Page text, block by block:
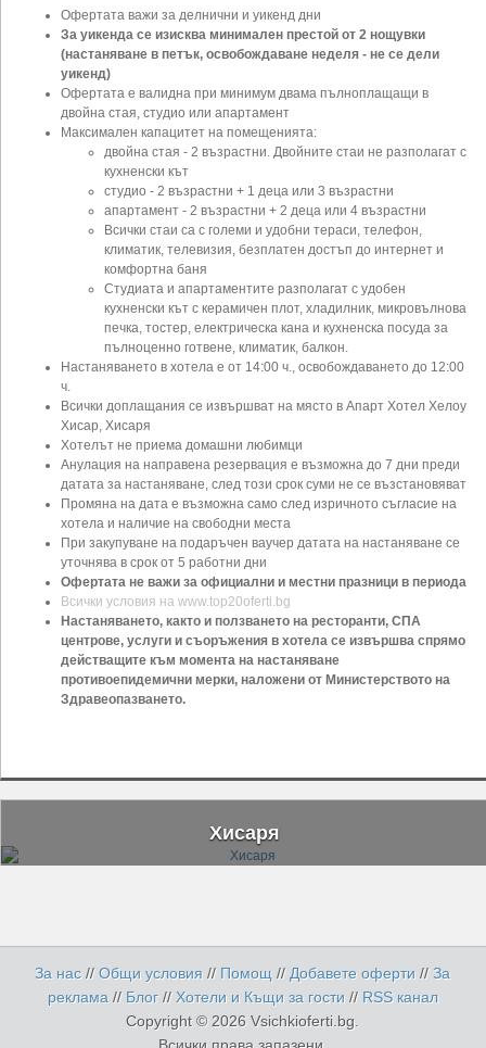
Офертата важи за делнични и уикенд дни
За уикенда се изисква минимален престой от 2 нощувки
(настаняване в петък, освобождаване неделя - не се дели
уикенд)
Офертата е валидна при минимум двама пълноплащащи в
двойна стая, студио или апартамент
Максимален капацитет на помещенията:
двойна стая - 2 възрастни. Двойните стаи не разполагат с
кухненски кът
студио - 2 възрастни + 1 деца или 3 възрастни
апартамент - 2 възрастни + 2 деца или 4 възрастни
Всички стаи са с големи и удобни тераси, телефон,
климатик, телевизия, безплатен достъп до интернет и
комфортна баня
Студиата и апартаментите разполагат с удобен
кухненски кът с керамичен плот, хладилник, микровълнова
печка, тостер, електрическа кана и кухненска посуда за
пълноценно готвене, климатик, балкон.
Настаняването в хотела е от 14:00 ч., освобождаването до 12:00
ч.
Всички доплащания се извършват на място в Апарт Хотел Хелоу
Хисар, Хисаря
Хотелът не приема домашни любимци
Анулация на направена резервация е възможна до 7 дни преди
датата за настаняване, след този срок суми не се възстановяват
Промяна на дата е възможна само след изричното съгласие на
хотела и наличие на свободни места
При закупуване на подаръчен ваучер датата на настаняване се
уточнява в срок от 5 работни дни
Офертата не важи за официални и местни празници в периода
Всички условия на www.top20oferti.bg
Настаняването, както и ползването на ресторанти, СПА
центрове, услуги и съоръжения в хотела се извършва спрямо
действащите към момента на настаняване
противоепидемични мерки, наложени от Министерството на
Здравеопазването.
Хисаря
За нас //Общи условия // Помощ //Добавете оферти//За
реклама // Блог //Хотели и Къщи за гости // RSS канал
Copyright © 2026 Vsichkioferti.bg.